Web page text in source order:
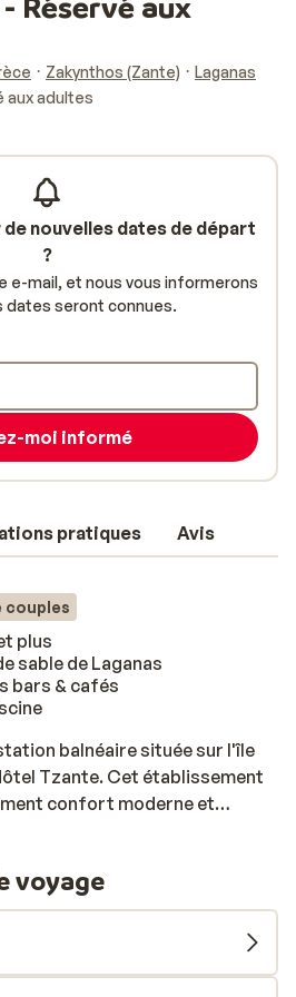
Zakynthos (Zante)
Laganas
aux adultes
pratiques Avis
couples
plus
sable de Laganas
bars & cafés
balnéaire située sur l'île
Tzante. Cet établissement
confort moderne et
pour vous offrir un
sable fin, où les eaux
s'étendent jusqu'à
de la journée en bord de
limpides de la
un délicieux déjeuner
voyage
nouvelles dates de départ
?
e-mail, et nous vous informerons
dates seront connues.
moi informé